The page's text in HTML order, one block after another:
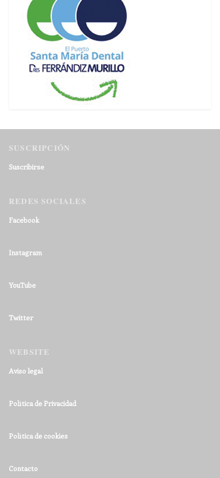
SUSCRIPCIÓN
Suscribirse
REDES SOCIALES
Facebook
Instagram
YouTube
Twitter
WEBSITE
Aviso legal
Política de Privacidad
Política de cookies
Contacto